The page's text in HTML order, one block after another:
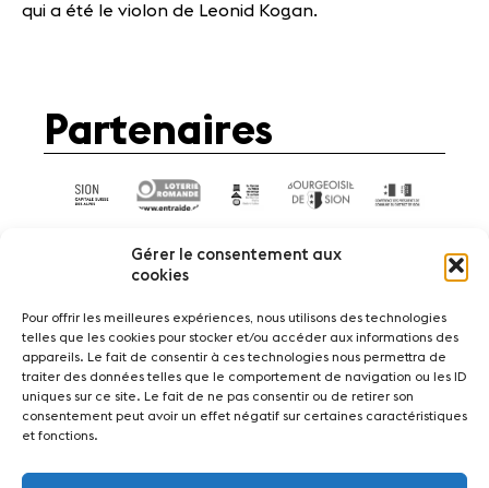
Gérer le consentement aux
cookies
Pour offrir les meilleures expériences, nous utilisons des technologies
telles que les cookies pour stocker et/ou accéder aux informations des
appareils. Le fait de consentir à ces technologies nous permettra de
traiter des données telles que le comportement de navigation ou les ID
uniques sur ce site. Le fait de ne pas consentir ou de retirer son
consentement peut avoir un effet négatif sur certaines caractéristiques
et fonctions.
qui a été le violon de Leonid Kogan.
Partenaires
ActualitésConcertsBénévoles
Médiation
Revue de presse